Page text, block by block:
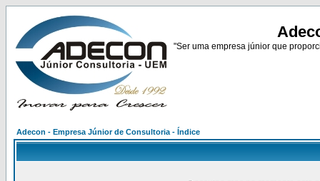
"Ser uma empresa júnior que
Adecon - Empresa Júnior de Consultoria - Índice